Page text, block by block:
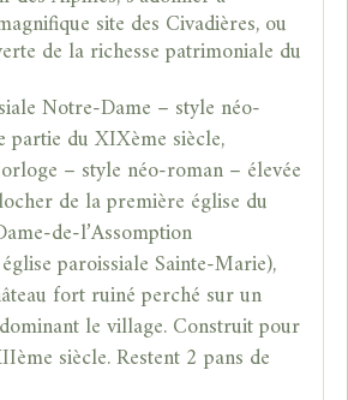
site des Civadières, ou
de la richesse patrimoniale du
Notre-Dame – style néo-
du XIXème siècle,
– style néo-roman – élevée
de la première église du
de-l’Assomption
paroissiale Sainte-Marie),
fort ruiné perché sur un
le village. Construit pour
siècle. Restent 2 pans de